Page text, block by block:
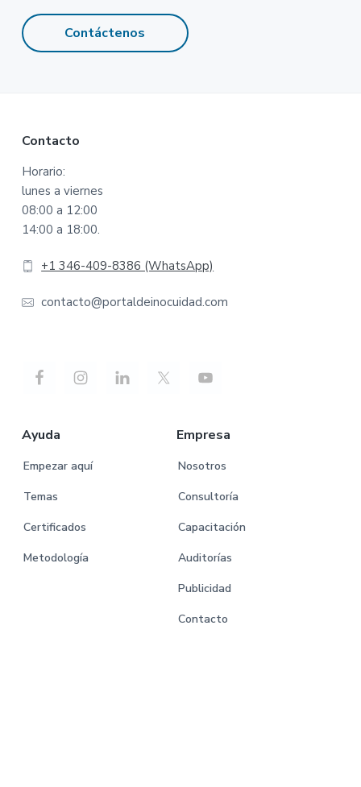
Contáctenos
Footer
Contacto
Horario:
lunes a viernes
08:00 a 12:00
14:00 a 18:00.
+1 346-409-8386 (WhatsApp)
contacto@portaldeinocuidad.com
Ayuda
Empezar aquí
Temas
Certificados
Metodología
Empresa
Nosotros
Consultoría
Capacitación
Auditorías
Publicidad
Contacto